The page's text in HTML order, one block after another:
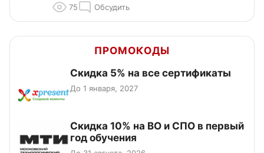
75 Обсудить
ПРОМОКОДЫ
Скидка 5% на все сертификаты
До 1 января, 2027
Скидка 10% на ВО и СПО в первый
год обучения